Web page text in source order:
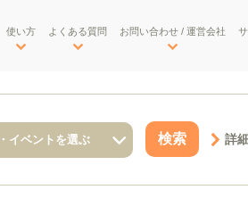
使い方 よくある質問 お問い合わせ / 運営会社
詳